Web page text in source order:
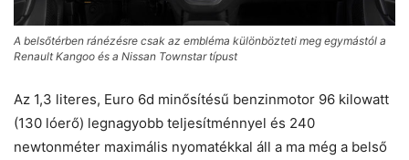
A belsőtérben ránézésre csak az embléma különbözteti meg egymástól a
Renault Kangoo és a Nissan Townstar típust
Az 1,3 literes, Euro 6d minősítésű benzinmotor 96 kilowatt
(130 lóerő) legnagyobb teljesítménnyel és 240
newtonméter maximális nyomatékkal áll a ma még a belső